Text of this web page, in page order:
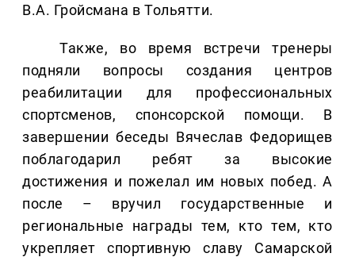
В.А. Гройсмана в Тольятти.
Также, во время встречи тренеры
подняли вопросы создания центров
реабилитации для профессиональных
спортсменов, спонсорской помощи. В
завершении беседы Вячеслав Федорищев
поблагодарил ребят за высокие
достижения и пожелал им новых побед. А
после – вручил государственные и
региональные награды тем, кто тем, кто
укрепляет спортивную славу Самарской